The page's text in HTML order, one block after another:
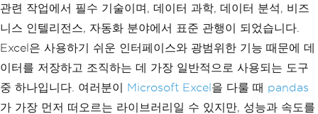
관련 작업에서 필수 기술이며, 데이터 과학, 데이터 분석, 비즈
니스 인텔리전스, 자동화 분야에서 표준 관행이 되었습니다.
Excel은 사용하기 쉬운 인터페이스와 광범위한 기능 때문에 데
이터를 저장하고 조직하는 데 가장 일반적으로 사용되는 도구
중 하나입니다. 여러분이 Microsoft Excel을 다룰 때 pandas
가 가장 먼저 떠오르는 라이브러리일 수 있지만, 성능과 속도를